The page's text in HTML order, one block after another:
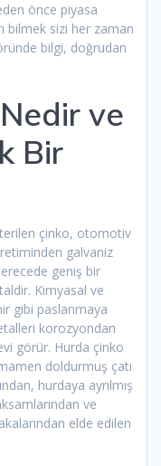
önce piyasa
bilmek sizi her zaman
bilgi, doğrudan
ve
Bir
çinko, otomotiv
galvaniz
geniş bir
Kimyasal ve
gibi paslanmaya
korozyondan
görür. Hurda çinko
doldurmuş çatı
hurdaya ayrılmış
ve
elde edilen